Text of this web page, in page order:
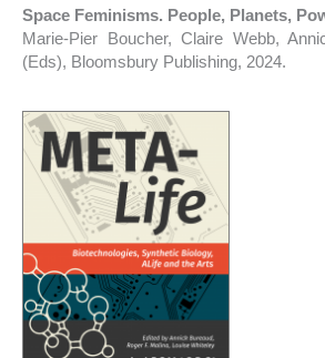
Space Feminisms. People, Planets,
Marie-Pier Boucher, Claire Webb,
(Eds), Bloomsbury Publishing, 2024.